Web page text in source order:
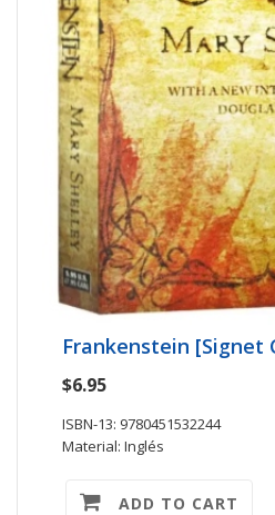
Frankenstein [Signet
$6.95
ISBN-13: 9780451532244
Material: Inglés
ADD TO CART